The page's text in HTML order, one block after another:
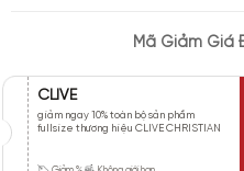
Mã Giảm Giá
CLIVE
giảm ngay 10% toàn bộ sản phẩm
fullsize thương hiệu CLIVE CHRISTIAN